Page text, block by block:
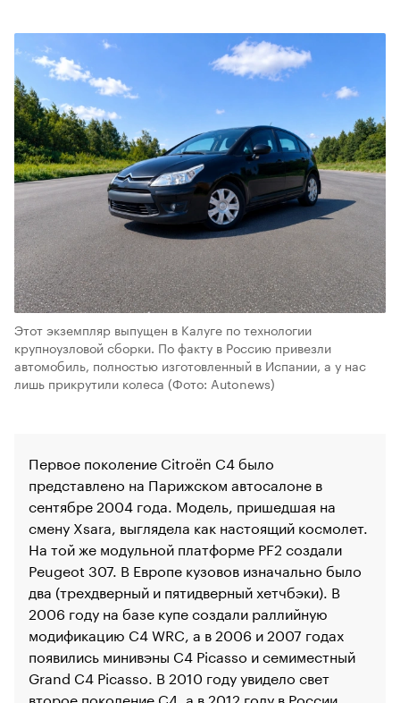
Этот экземпляр выпущен в Калуге по технологии
крупноузловой сборки. По факту в Россию привезли
автомобиль, полностью изготовленный в Испании, а у нас
лишь прикрутили колеса (Фото: Autonews)
00:00 / 00:00
Первое поколение Citroёn C4 было
представлено на Парижском автосалоне в
сентябре 2004 года. Модель, пришедшая на
смену Xsara, выглядела как настоящий космолет.
На той же модульной платформе PF2 создали
Peugeot 307. В Европе кузовов изначально было
два (трехдверный и пятидверный хетчбэки). В
2006 году на базе купе создали раллийную
модификацию C4 WRC, а в 2006 и 2007 годах
появились минивэны C4 Picasso и семиместный
Grand C4 Picasso. В 2010 году увидело свет
второе поколение C4, а в 2012 году в России